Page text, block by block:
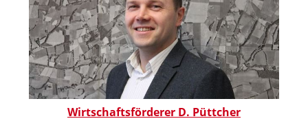
Wirtschaftsförderer D. Püttcher